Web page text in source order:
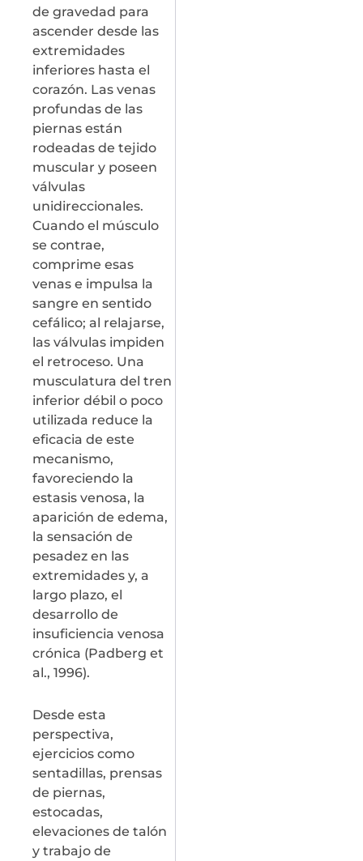
de gravedad para
ascender desde las
extremidades
inferiores hasta el
corazón. Las venas
profundas de las
piernas están
rodeadas de tejido
muscular y poseen
válvulas
unidireccionales.
Cuando el músculo
se contrae,
comprime esas
venas e impulsa la
sangre en sentido
cefálico; al relajarse,
las válvulas impiden
el retroceso. Una
musculatura del tren
inferior débil o poco
utilizada reduce la
eficacia de este
mecanismo,
favoreciendo la
estasis venosa, la
aparición de edema,
la sensación de
pesadez en las
extremidades y, a
largo plazo, el
desarrollo de
insuficiencia venosa
crónica (Padberg et
al., 1996).
Desde esta
perspectiva,
ejercicios como
sentadillas, prensas
de piernas,
estocadas,
elevaciones de talón
y trabajo de